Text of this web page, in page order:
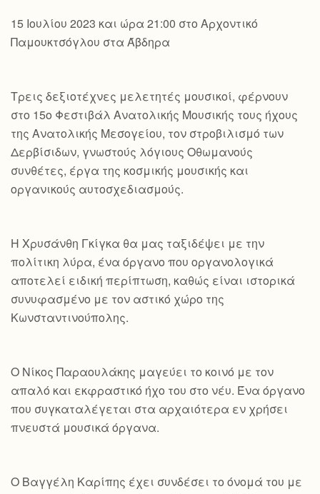
15 Ιουλίου 2023 και ώρα 21:00 στο Αρχοντικό
Παμουκτσόγλου στα Άβδηρα
Τρεις δεξιοτέχνες μελετητές μουσικοί, φέρνουν
στο 15ο Φεστιβάλ Ανατολικής Μουσικής τους ήχους
της Ανατολικής Μεσογείου, τον στροβιλισμό των
Δερβίσιδων, γνωστούς λόγιους Οθωμανούς
συνθέτες, έργα της κοσμικής μουσικής και
οργανικούς αυτοσχεδιασμούς.
Η Χρυσάνθη Γκίγκα θα μας ταξιδέψει με την
πολίτικη λύρα, ένα όργανο που οργανολογικά
αποτελεί ειδική περίπτωση, καθώς είναι ιστορικά
συνυφασμένο με τον αστικό χώρο της
Κωνσταντινούπολης.
Ο Νίκος Παραουλάκης μαγεύει το κοινό με τον
απαλό και εκφραστικό ήχο του στο νέυ. Ένα όργανο
που συγκαταλέγεται στα αρχαιότερα εν χρήσει
πνευστά μουσικά όργανα.
Ο Βαγγέλη Καρίπης έχει συνδέσει το όνομά του με